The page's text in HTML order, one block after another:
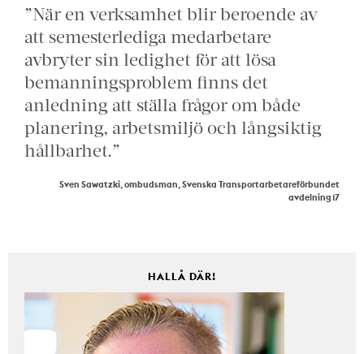
”När en verksamhet blir beroende av
att semesterlediga medarbetare
avbryter sin ledighet för att lösa
bemanningsproblem finns det
anledning att ställa frågor om både
planering, arbetsmiljö och långsiktig
hållbarhet.”
Sven Sawatzki, ombudsman, Svenska Transportarbetareförbundet
avdelning 17
HALLÅ DÄR!